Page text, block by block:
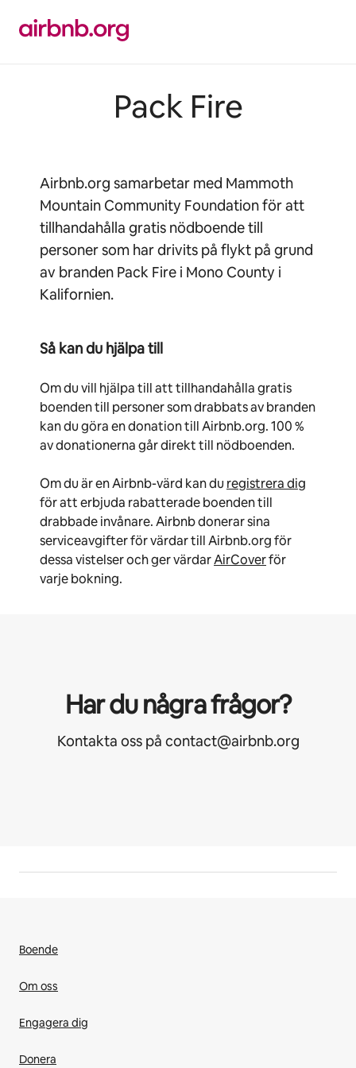
innehåll
Pack Fire
Airbnb.org samarbetar med Mammoth
Mountain Community Foundation för att
tillhandahålla gratis nödboende till
personer som har drivits på flykt på grund
av branden Pack Fire i Mono County i
Kalifornien.
Så kan du hjälpa till
Om du vill hjälpa till att tillhandahålla gratis
boenden till personer som drabbats av branden
kan du göra en donation till Airbnb.org. 100 %
av donationerna går direkt till nödboenden.
Om du är en Airbnb-värd kan du registrera dig
för att erbjuda rabatterade boenden till
drabbade invånare. Airbnb donerar sina
serviceavgifter för värdar till Airbnb.org för
dessa vistelser och ger värdarAirCoverför
varje bokning.
Har du några frågor?
Kontakta oss på contact@airbnb.org
Boende
Om oss
Engagera dig
Donera